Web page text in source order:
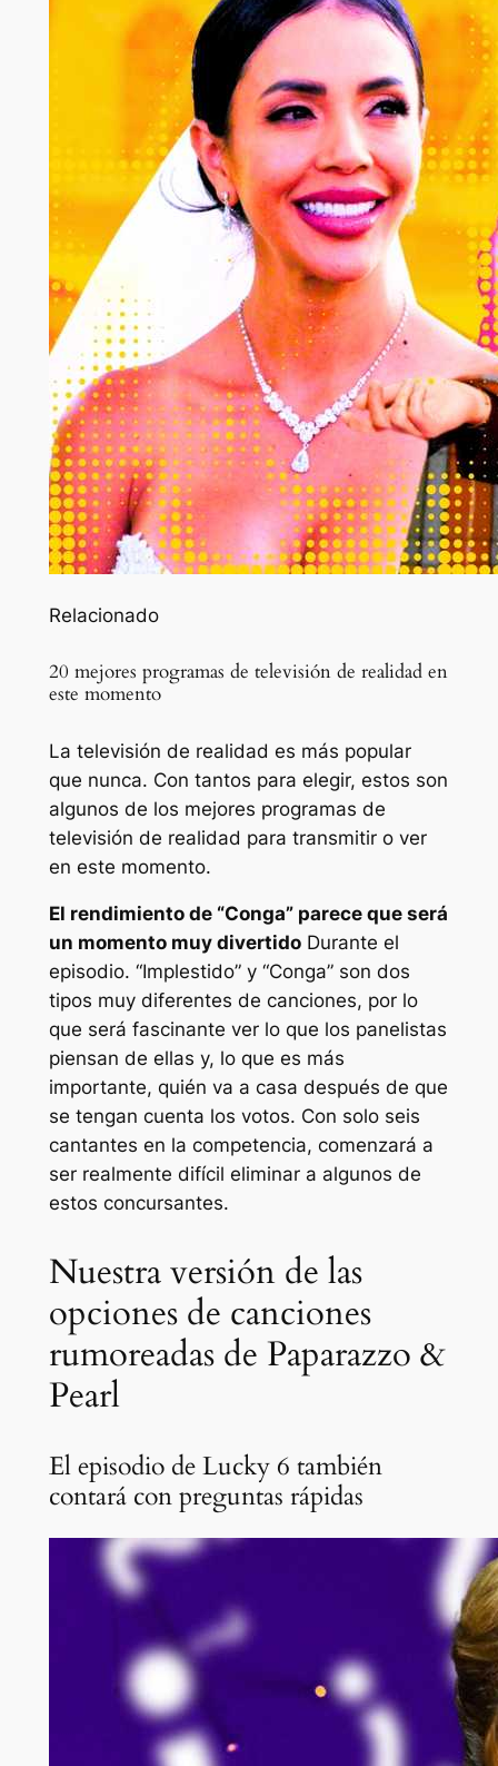
Relacionado
20 mejores programas de televisión de realidad en
este momento
La televisión de realidad es más popular
que nunca. Con tantos para elegir, estos son
algunos de los mejores programas de
televisión de realidad para transmitir o ver
en este momento.
El rendimiento de “Conga” parece que será
un momento muy divertidoDurante el
episodio. “Implestido” y “Conga” son dos
tipos muy diferentes de canciones, por lo
que será fascinante ver lo que los panelistas
piensan de ellas y, lo que es más
importante, quién va a casa después de que
se tengan cuenta los votos. Con solo seis
cantantes en la competencia, comenzará a
ser realmente difícil eliminar a algunos de
estos concursantes.
Nuestra versión de las
opciones de canciones
rumoreadas de Paparazzo &
Pearl
El episodio de Lucky 6 también
contará con preguntas rápidas